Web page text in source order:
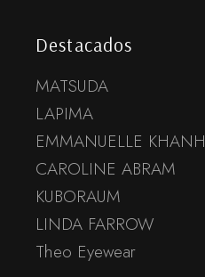
Destacados
MATSUDA
LAPIMA
EMMANUELLE KHANH
CAROLINE ABRAM
KUBORAUM
LINDA FARROW
Theo Eyewear